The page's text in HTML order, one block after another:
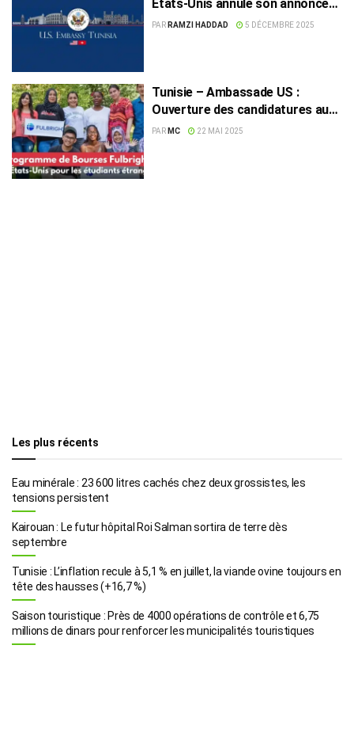
États-Unis annule son annonce
de réduction d’activité
PAR RAMZI HADDAD 5 DÉCEMBRE 2025
Tunisie – Ambassade US :
Ouverture des candidatures au
programme Fulbright pour
PAR MC 22 MAI 2025
Les plus récents
Eau minérale : 23 600 litres cachés chez deux grossistes, les
tensions persistent
Kairouan : Le futur hôpital Roi Salman sortira de terre dès
septembre
Tunisie : L’inflation recule à 5,1 % en juillet, la viande ovine toujours en
tête des hausses (+16,7 %)
Saison touristique : Près de 4000 opérations de contrôle et 6,75
millions de dinars pour renforcer les municipalités touristiques